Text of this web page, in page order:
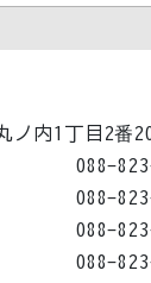
内1丁目2番
088-
088-
088-
088-